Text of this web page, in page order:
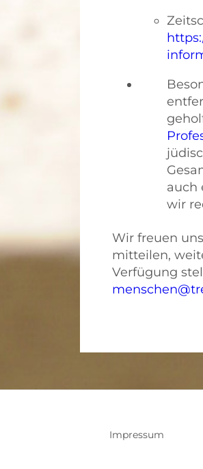
auch
wir
Wir freuen
mitteilen,
Verfügung
Impressum